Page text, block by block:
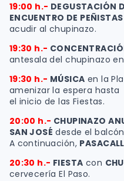
19:00 h.- DEGUSTACIÓN
ENCUENTRO DE PEÑISTAS
acudir al chupinazo.
19:30 h.-
antesala del chupinazo en
19:30 h.- MÚSICA en la
amenizar la espera hasta
el inicio de las Fiestas.
20:00 h.- CHUPINAZO
SAN JOSÉ desde el
A continuación,
20:30 h.- FIESTA con
cervecería El Paso.